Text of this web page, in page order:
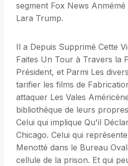
segment Fox News
Lara Trump.
Il a Depuis Supprimé Cette
Faites Un Tour à Travers la
Président, et Parmi Les
tarifier les films de
attaquer Les Vales
bibliothéque de leurs
Celui qui implique Qu'il
Chicago. Celui qui
Menotté dans le Bureau
cellule de la prison. Et qui